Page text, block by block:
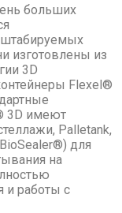
больших
изготовлены из
3D
Flexel®
3D имеют
Palletank,
для
на
и работы с